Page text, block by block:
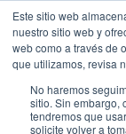
Este sitio web
nuestro sitio web y
web como a través de
que utilizamos, revisa
No haremos
sitio. Sin embargo,
tendremos que
solicite volver a
Saltar
contenido